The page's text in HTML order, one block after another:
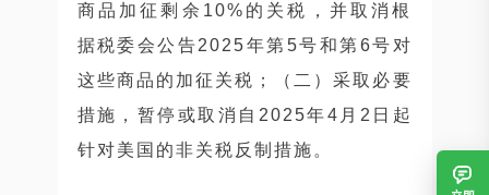
商品加征剩余10%的关税，并取消根
据税委会公告2025年第5号和第6号对
这些商品的加征关税；（二）采取必要
措施，暂停或取消自2025年4月2日起
针对美国的非关税反制措施。